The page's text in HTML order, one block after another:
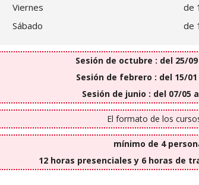
Viernes
Sábado
de
de
Sesión de octubre : del 25/
Sesión de febrero : del 15/
Sesión de junio : del 07/05
El formato de los
mínimo de 4
12 horas presenciales y 6 horas de